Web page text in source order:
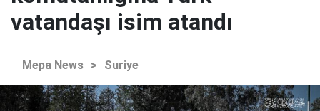
vatandaşı isim atandı
Mepa News > Suriye